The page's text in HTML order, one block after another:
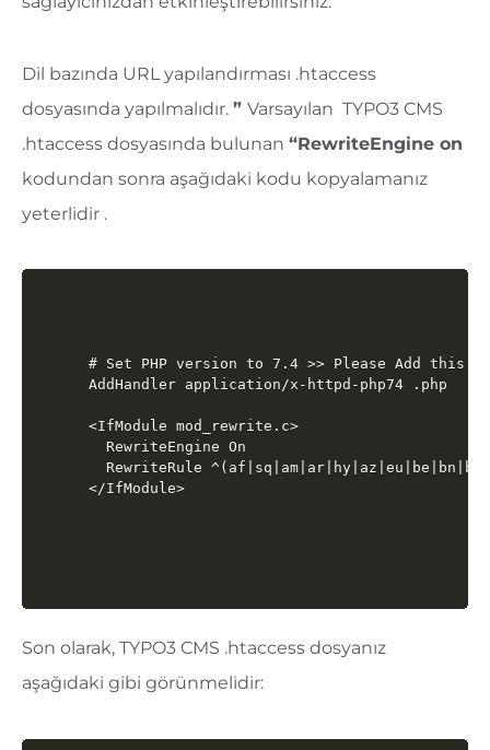
Dil bazında URL yapılandırması .htaccess
dosyasında yapılmalıdır. ” Varsayılan TYPO3 CMS
.htaccess dosyasında bulunan “RewriteEngine on
kodundan sonra aşağıdaki kodu kopyalamanız
yeterlidir .
# Set PHP version to 7.4 >> Please Add this
AddHandler application/x-httpd-php74 .php
<IfModule mod_rewrite.c>
  RewriteEngine On
RewriteRule
</IfModule>
Son olarak, TYPO3 CMS .htaccess dosyanız
aşağıdaki gibi görünmelidir: